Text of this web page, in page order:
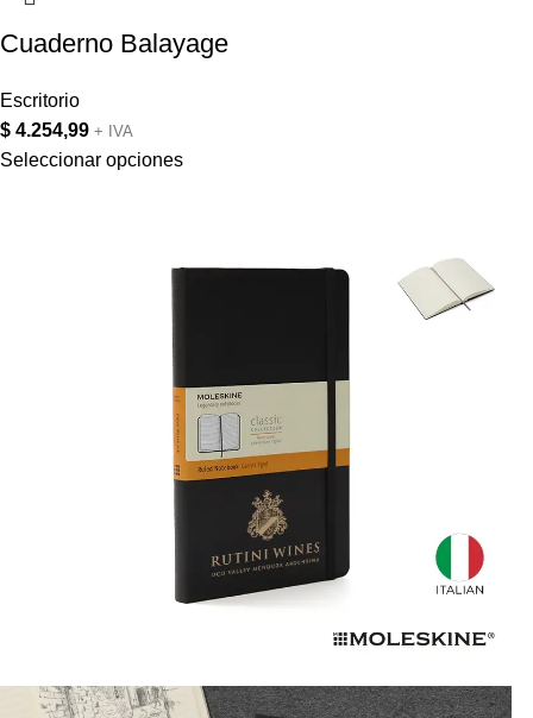
Cuaderno Balayage
Escritorio
$ 4.254,99 + IVA
Seleccionar opciones